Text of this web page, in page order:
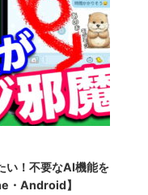
い！不要なAI機能を
・Android】